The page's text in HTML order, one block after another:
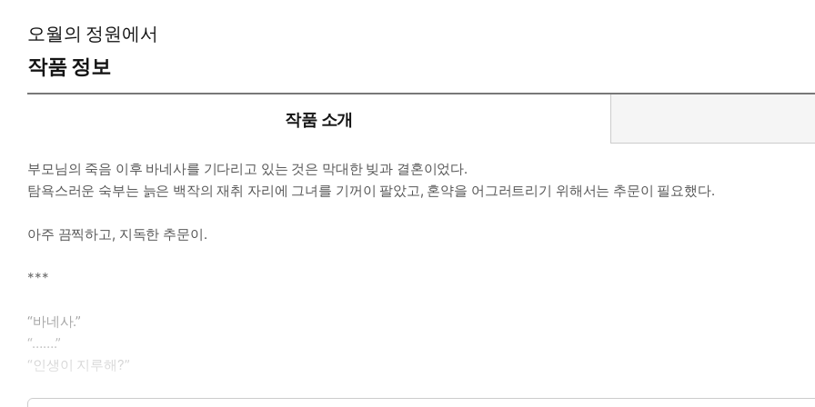
오월의 정원에서
작품 정보
작품 소개
부모님의 죽음 이후 바네사를 기다리고 있는 것은 막대한 빚과 결혼이었다.
탐욕스러운 숙부는 늙은 백작의 재취 자리에 그녀를 기꺼이 팔았고, 혼약을 어그러트리기 위해서는 추문이 필요했다.
아주 끔찍하고, 지독한 추문이.
***
“바네사.”
“…….”
“인생이 지루해?”